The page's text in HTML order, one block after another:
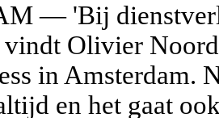
— 'Bij
Olivier
in Amsterdam.
en het gaat